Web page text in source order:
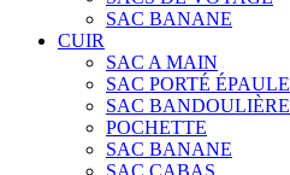
SAC BANANE
CUIR
SAC A MAIN
SAC PORTÉ ÉPAULE
SAC BANDOULIÈRE
POCHETTE
SAC BANANE
SAC CABAS